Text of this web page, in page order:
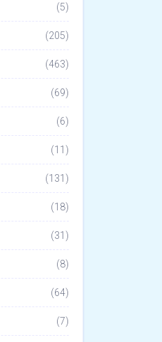
(5)
(205)
(463)
(69)
(6)
(11)
(131)
(18)
(31)
(8)
(64)
(7)